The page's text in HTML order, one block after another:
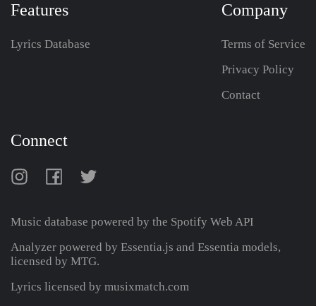
Features
Lyrics Database
Company
Terms of Service
Privacy Policy
Contact
Connect
Music database powered by the Spotify Web API
Analyzer powered by Essentia.js and Essentia models,
licensed by MTG.
Lyrics licensed by musixmatch.com